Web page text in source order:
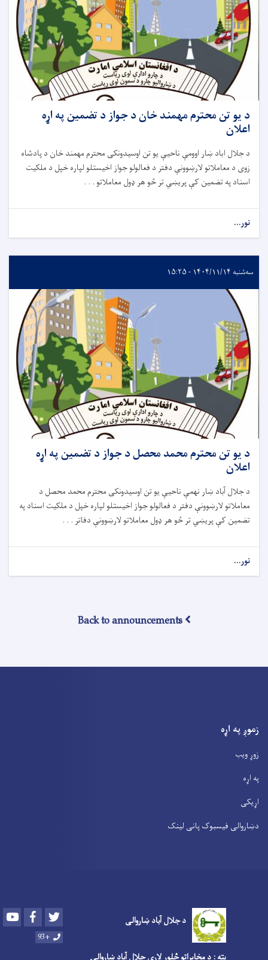
د يو تن محترم مهمند خان د جواز د تضمين په اړه
اعلان
د جلال اباد ښار اوومې ناحیې يو تن اوسیدونکى محترم مهمند خان د پادشاه
زوى د معاملاتو لارښوونې دفتر د فعالولو جواز اخيستلو لپاره خپل د ملکيت
اسناد په تضمین کې پريښي تر څو هر ډول معاملاتو . . .
نور...
سه‌شنبه ۱۴۰۴/۱۱/۱۴ - ۱۵:۲۵
د يو تن محترم محمد محصل د جواز د تضمين په اړه
اعلان
د جلال آباد ښار نهمې ناحیې يو تن اوسیدونکى محترم محمد محصل د
معاملاتو لارښوونې دفتر د فعالولو جواز اخيستلو لپاره خپل د ملکيت اسناد په
تضمین کې پريښي تر څو هر ډول معاملاتو لارښوونې دفاتر . . .
نور...
Back to announcements
زموږ په اړه
زوړ ویب
په اړه
اړیکی
دښاروالی فیسبوک پانی لینک
د جلال آباد ښاروالی Youtube Facebook
+93